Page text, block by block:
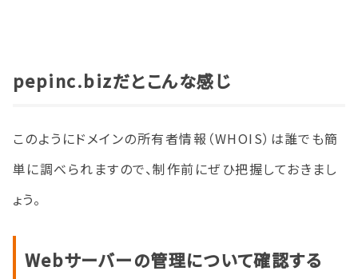
pepinc.bizだとこんな感じ
このようにドメインの所有者情報（WHOIS）は誰でも簡
単に調べられますので、制作前にぜひ把握しておきまし
ょう。
Webサーバーの管理について確認する